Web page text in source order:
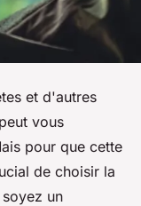
et d'autres
vous
pour que cette
de choisir la
un